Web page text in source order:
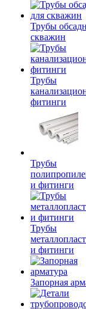
Трубы
скважин
Трубы
фитинги
Трубы
и фитинги
Трубы
и фитинги
Запорная